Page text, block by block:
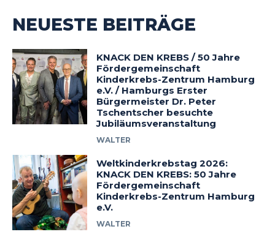
NEUESTE BEITRÄGE
KNACK DEN KREBS / 50 Jahre
Fördergemeinschaft
Kinderkrebs-Zentrum Hamburg
e.V. / Hamburgs Erster
Bürgermeister Dr. Peter
Tschentscher besuchte
Jubiläumsveranstaltung
WALTER
Weltkinderkrebstag 2026:
KNACK DEN KREBS: 50 Jahre
Fördergemeinschaft
Kinderkrebs-Zentrum Hamburg
e.V.
WALTER